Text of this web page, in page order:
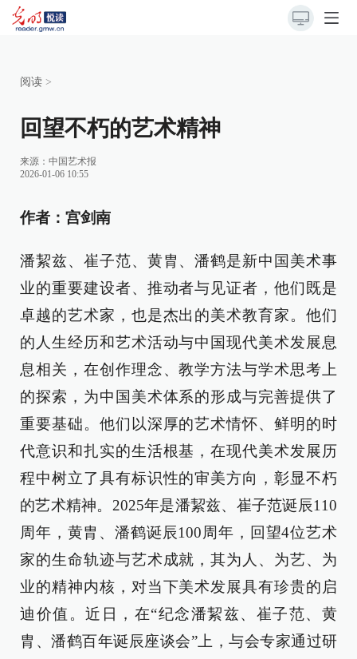
阅读 >
回望不朽的艺术精神
来源： 中国艺术报
2026-01-06 10:55
作者：宫剑南
潘絜兹、崔子范、黄胄、潘鹤是新中国美术事
业的重要建设者、推动者与见证者，他们既是
卓越的艺术家，也是杰出的美术教育家。他们
的人生经历和艺术活动与中国现代美术发展息
息相关，在创作理念、教学方法与学术思考上
的探索，为中国美术体系的形成与完善提供了
重要基础。他们以深厚的艺术情怀、鲜明的时
代意识和扎实的生活根基，在现代美术发展历
程中树立了具有标识性的审美方向，彰显不朽
的艺术精神。2025年是潘絜兹、崔子范诞辰110
周年，黄胄、潘鹤诞辰100周年，回望4位艺术
家的生命轨迹与艺术成就，其为人、为艺、为
业的精神内核，对当下美术发展具有珍贵的启
迪价值。近日，在“纪念潘絜兹、崔子范、黄
胄、潘鹤百年诞辰座谈会”上，与会专家通过研